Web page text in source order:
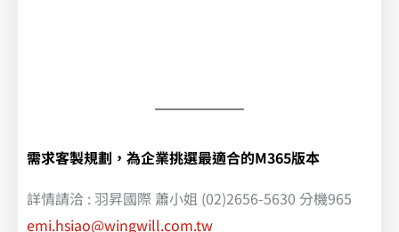
需求客製規劃，為企業挑選最適合的M365版本
詳情請洽 : 羽昇國際 蕭小姐 (02)2656-5630 分機965
emi.hsiao@wingwill.com.tw